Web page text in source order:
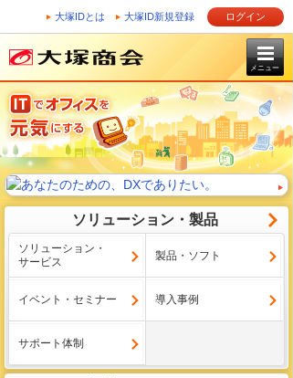
大塚IDとは 大塚ID新規登録 ログイン
メニュー
ソリューション・製品
ソリューション・
サービス
製品・ソフト
イベント・セミナー 導入事例
サポート体制